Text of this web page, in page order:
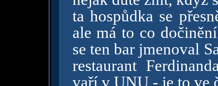
ta hospůdka se
ale má to co
se ten bar jmenoval
restaurant
vaří v UNU - je to